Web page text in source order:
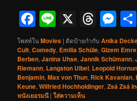
Facebook
Line
X
โพสท์ในMovies | ติดป้ายกำกับ Anika
Cult,Comedy, Emilia Schüle,Gizem Emre
Berben,Janina Uhse,Jannik Schümann,
Riemann, Langston Uibel, Leopold
Benjamin,Max von Thun, Rick Kavanian,
Keune,Wilfried Hochholdinger,Zsá Zsá
หนังเยอรมนี |ใส่ความเห็น